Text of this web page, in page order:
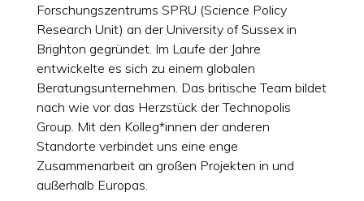
Forschungszentrums SPRU (Science Policy
Research Unit) an der University of Sussex in
Brighton gegründet. Im Laufe der Jahre
entwickelte es sich zu einem globalen
Beratungsunternehmen. Das britische Team bildet
nach wie vor das Herzstück der Technopolis
Group. Mit den Kolleg*innen der anderen
Standorte verbindet uns eine enge
Zusammenarbeit an großen Projekten in und
außerhalb Europas.